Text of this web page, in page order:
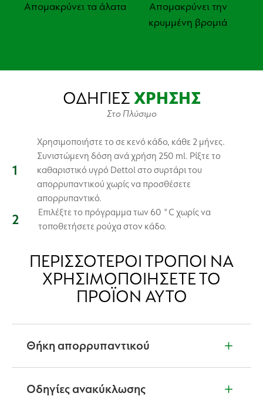
Απομακρύνει τα άλατα
Απομακρύνει την
κρυμμένη βρομιά
ΟΔΗΓΙΕΣ ΧΡΗΣΗΣ
Στο Πλύσιμο
Χρησιμοποιήστε το σε κενό κάδο, κάθε 2 μήνες.
Συνιστώμενη δόση ανά χρήση 250 ml. Ρίξτε το
καθαριστικό υγρό Dettol στo συρτάρι του
απορρυπαντικού χωρίς να προσθέσετε
απορρυπαντικό.
Επιλέξτε το πρόγραμμα των 60 °C χωρίς να
τοποθετήσετε ρούχα στον κάδο.
ΠΕΡΙΣΣΌΤΕΡΟΙ ΤΡΌΠΟΙ ΝΑ
ΧΡΗΣΙΜΟΠΟΙΉΣΕΤΕ ΤΟ
ΠΡΟΪΌΝ ΑΥΤΌ
Θήκη απορρυπαντικού
λάστιχα: Αραιώστε μία κουταλιά της σούπας
Οδηγίες ανακύκλωσης